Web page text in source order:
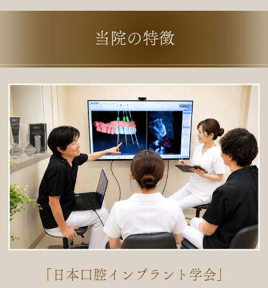
当院の特徴
「日本口腔インプラント学会」